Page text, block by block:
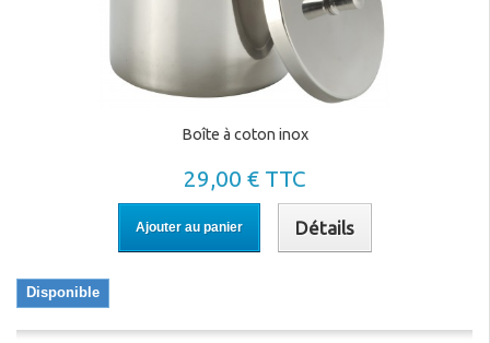
Boîte à coton inox
29,00 € TTC
Ajouter au panier Détails
Disponible